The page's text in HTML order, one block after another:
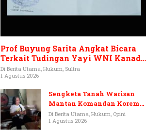
Prof Buyung Sarita Angkat Bicara
Terkait Tudingan Yayi WNI Kanada
Ditagih Utang Rp3,6 Miliar
Di Berita Utama, Hukum, Sultra
1 Agustus 2026
Sengketa Tanah Warisan
Mantan Komandan Korem
143/HO, Ketika Warisan
Menjadi Arena Pemerasan
Di Berita Utama, Hukum, Opini
1 Agustus 2026